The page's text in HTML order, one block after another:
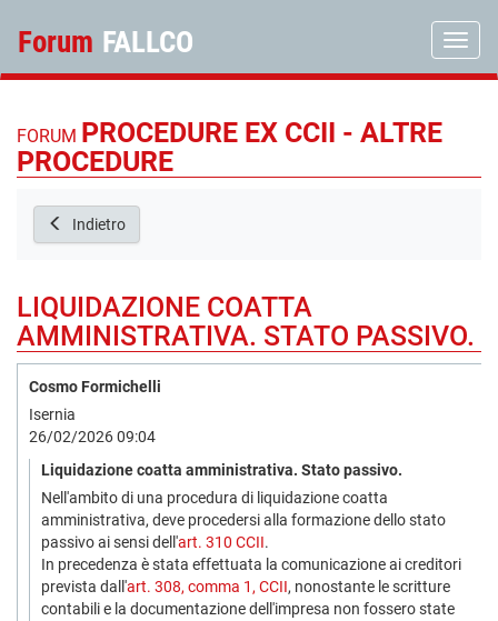
Forum FALLCO
FORUM PROCEDURE EX CCII - ALTRE
PROCEDURE
Indietro
LIQUIDAZIONE COATTA
AMMINISTRATIVA. STATO PASSIVO.
Cosmo Formichelli
Isernia
26/02/2026 09:04
Liquidazione coatta amministrativa. Stato passivo.
Nell'ambito di una procedura di liquidazione coatta
amministrativa, deve procedersi alla formazione dello stato
passivo ai sensi dell'art. 310 CCII.
In precedenza è stata effettuata la comunicazione ai creditori
prevista dall'art. 308, comma 1, CCII, nonostante le scritture
contabili e la documentazione dell'impresa non fossero state